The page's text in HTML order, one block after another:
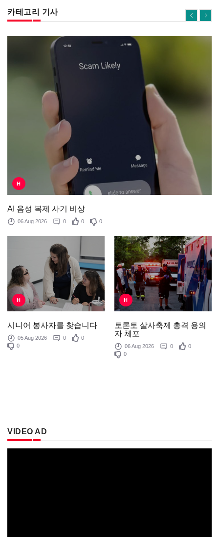
카테고리 기사
H
AI 음성 복제 사기 비상
06 Aug 2026 0 0 0
H
시니어 봉사자를 찾습니다
05 Aug 2026 0
0
0
H
토론토 살사축제 총격 용의
자 체포
06 Aug 2026 0
0
0
VIDEO AD